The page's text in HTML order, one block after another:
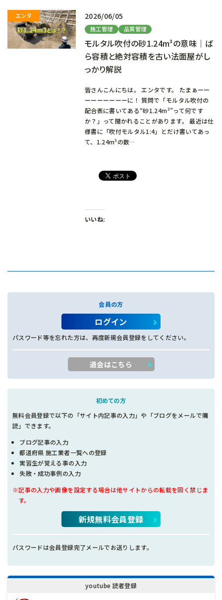
2026/06/05
施工管理 品質管理
モルタル吹付の砂1.24m³の意味｜ば
ら容積と絶対容積を古い法面屋がし
っかり解説
皆さんこんにちは。 エンタです。 たまぁーー
ーーーーーーーに！ 質問で「モルタル吹付の
配合表に書いてある“砂1.24m³”って何です
か？」って聞かれることがあります。 最近は仕
様書に「吹付モルタル1:4」とだけ書いてあっ
て、1.24m³の数…
いいね:
会員の方
ログイン
パスワード等を忘れた方は、再度新規会員登録をしてください。
退会はこちら
初めての方
無料会員登録で以下の「サイト内記事の入力」や「ブログをメールで購
読」できます。
ブログ記事の入力
都道府県 施工業者一覧への登録
実習生が覚える事の入力
失敗・成功事例の入力
※記事の入力や画像を設定する場合は他サイトからの転載を固く禁じま
す。
新規無料会員登録
パスワードは会員登録完了メールでお送りします。
youtube 読者登録